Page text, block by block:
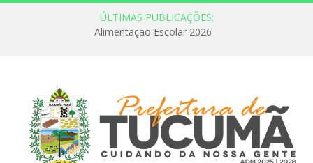
ÚLTIMAS PUBLICAÇÕES: